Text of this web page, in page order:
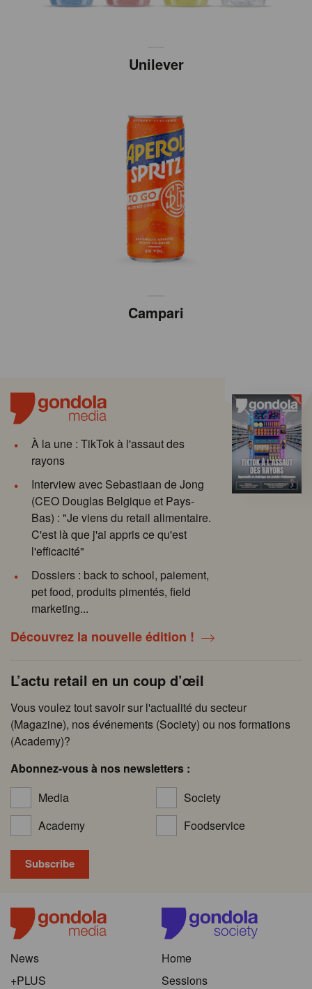
Unilever
Campari
À la une : TikTok à l'assaut des
rayons
Interview avec Sebastiaan de Jong
(CEO Douglas Belgique et Pays-
Bas) : "Je viens du retail alimentaire.
C'est là que j'ai appris ce qu'est
l'efficacité"
Dossiers : back to school, paiement,
pet food, produits pimentés, field
marketing...
Découvrez la nouvelle édition !
L’actu retail en un coup d’œil
Vous voulez tout savoir sur l'actualité du secteur
(Magazine), nos événements (Society) ou nos formations
(Academy)?
Abonnez-vous à nos newsletters :
Media
Society
Academy
Foodservice
News
+PLUS
Home
Sessions